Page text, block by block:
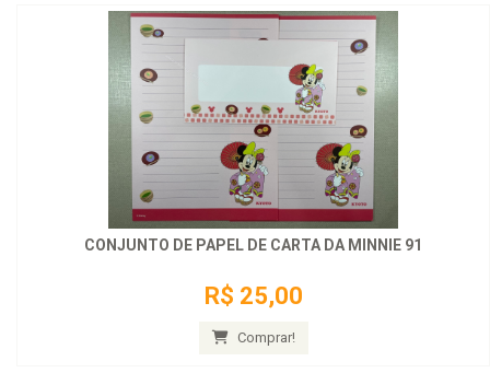
CONJUNTO DE PAPEL DE CARTA DA MINNIE 91
R$ 25,00
Comprar!